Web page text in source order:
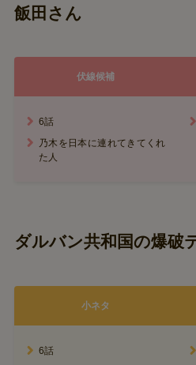
飯田さん
伏線候補
6話
乃木を日本に連れてきてくれ
た人
ダルバン共和国の爆破
小ネタ
6話